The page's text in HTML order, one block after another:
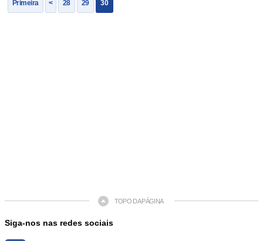
Primeira < 28 29 30
TOPO DA PÁGINA
Siga-nos nas redes sociais